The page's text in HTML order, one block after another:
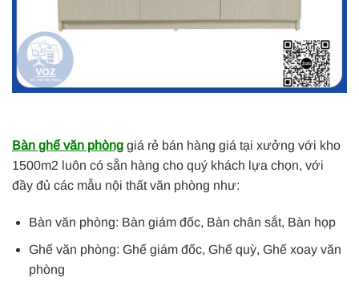
Bàn ghế văn phòng giá rẻ bán hàng giá tại xưởng với kho
1500m2 luôn có sẵn hàng cho quý khách lựa chọn, với
đầy đủ các mẫu nội thất văn phòng như:
Bàn văn phòng: Bàn giám đốc, Bàn chân sắt, Bàn họp
Ghế văn phòng: Ghế giám đốc, Ghế quỳ, Ghế xoay văn
phòng